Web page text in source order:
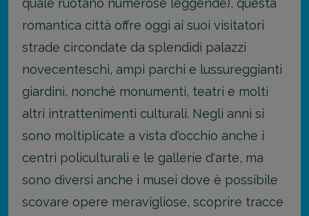
quale ruotano numerose leggende), questa
romantica città offre oggi ai suoi visitatori
strade circondate da splendidi palazzi
novecenteschi, ampi parchi e lussureggianti
giardini, nonché monumenti, teatri e molti
altri intrattenimenti culturali. Negli anni si
sono moltiplicate a vista d'occhio anche i
centri policulturali e le gallerie d'arte, ma
sono diversi anche i musei dove è possibile
scovare opere meravigliose, scoprire tracce